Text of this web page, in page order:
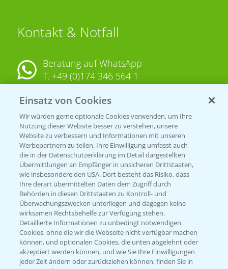
Kontakt & Notfall
Beratung auf WhatsApp
T. +49 (0)174 346 564 1
KONTAKT
Hilfe in Notfällen
T.+49 (0)214/30-20220
Folgen Sie uns
Einsatz von Cookies
Wir würden gerne optionale Cookies verwenden, um Ihre
Nutzung dieser Website besser zu verstehen, unsere
Website zu verbessern und Informationen mit unseren
Werbepartnern zu teilen. Ihre Einwilligung umfasst auch
die in der Datenschutzerklärung im Detail dargestellten
Übermittlungen an Empfänger in unsicheren Drittstaaten,
wie insbesondere den USA. Dort besteht das Risiko, dass
Ihre derart übermittelten Daten dem Zugriff durch
Behörden in diesen Drittstaaten zu Kontroll- und
Überwachungszwecken unterliegen und dagegen keine
wirksamen Rechtsbehelfe zur Verfügung stehen.
Detaillierte Informationen zu unbedingt notwendigen
Cookies, ohne die wir die Webseite nicht verfügbar machen
können, und optionalen Cookies, die unten abgelehnt oder
akzeptiert werden können, und wie Sie Ihre Einwilligungen
jeder Zeit ändern oder zurückziehen können, finden Sie in